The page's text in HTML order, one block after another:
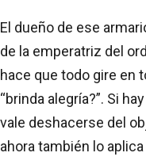
El dueño de ese
de la emperatriz del
hace que todo gire en
“brinda alegría?”. Si
vale deshacerse del
ahora también lo